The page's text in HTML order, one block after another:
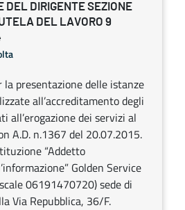
DEL DIRIGENTE SEZIONE
DEL LAVORO 9
la presentazione delle istanze
all’accreditamento degli
all’erogazione dei servizi al
A.D. n.1367 del 20.07.2015.
“Addetto
Golden Service
06191470720) sede di
Via Repubblica, 36/F.